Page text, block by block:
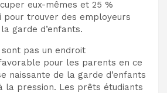
eux-mêmes et 25 %
pour trouver des employeurs
garde d’enfants.
pas un endroit
pour les parents en ce
naissante de la garde d’enfants
la pression. Les prêts étudiants